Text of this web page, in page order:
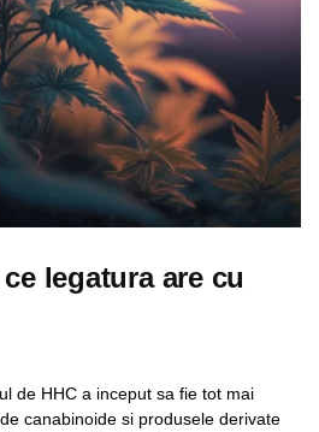
legatura are cu
de HHC a inceput sa fie tot mai
canabinoide si produsele derivate